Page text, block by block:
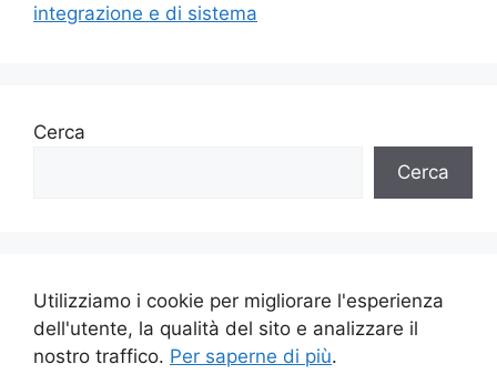
integrazione e di sistema
Cerca
Cerca
Utilizziamo i cookie per migliorare l'esperienza
dell'utente, la qualità del sito e analizzare il
nostro traffico. Per saperne di più.